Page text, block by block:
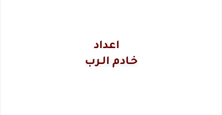
اعداد
خـادم الـرب